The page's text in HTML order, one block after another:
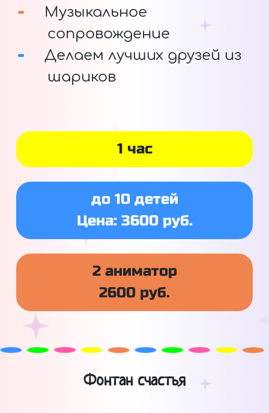
Музыкальное
сопровождение
Делаем лучших друзей из
шариков
1 час
до 10 детей
Цена: 3600 руб.
2 аниматор
2600 руб.
Фонтан счастья